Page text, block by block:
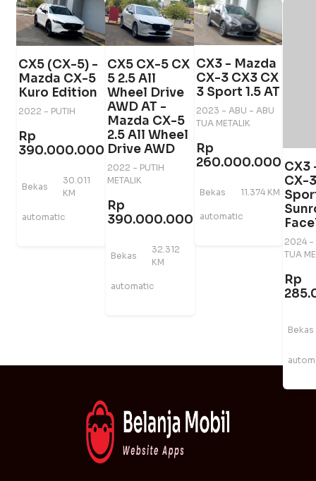
CX5 (CX-5) -
Mazda CX-5
Kuro Edition
2022 - PUTIH
Rp
390.000.000
Bekas
30.011
KM
automatic
CX5 CX-5 CX
5 2.5 All
Wheel Drive
AWD AT -
Mazda CX-5
2.5 All Wheel
Drive AWD
2022 - PUTIH
METALIK
Rp
390.000.000
Bekas
32.312
KM
automatic
CX3 - Mazda
CX-3 CX3 CX
3 Sport 1.5 AT
2023 - ABU - ABU
TUA METALIK
Rp
260.000.000
Bekas 11.374 KM
automatic
CX3
CX-
2024 -
TUA
Rp
Bekas